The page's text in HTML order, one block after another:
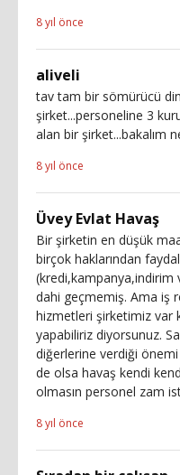
8 yıl önce
aliveli
tav tam bir sömürücü
şirket...personeline 3
alan bir şirket...bakalım
8 yıl önce
Üvey Evlat Havaş
Bir şirketin en düşük
birçok haklarından
(kredi,kampanya,indirim
dahi geçmemiş. Ama iş
hizmetleri şirketimiz var
yapabiliriz diyorsunuz.
diğerlerine verdiği
de olsa havaş kendi
olmasın personel zam
8 yıl önce